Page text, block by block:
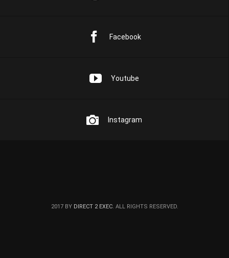
Facebook
Youtube
Instagram
2017 BY DIRECT 2 EXEC. ALL RIGHTS RESERVED.